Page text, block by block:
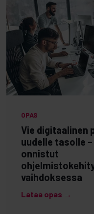
OPAS
Vie digitaalinen
uudelle tasolle –
onnistut
vaihdoksessa
Lataa opas →